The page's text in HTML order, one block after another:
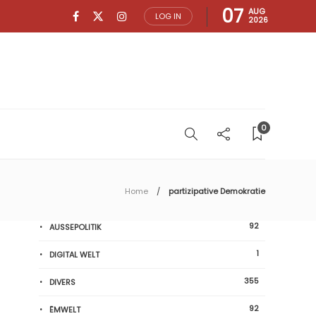
LOG IN 07 AUG
2026
0
Home partizipative Demokratie
AUSSEPOLITIK 92
DIGITAL WELT 1
DIVERS 355
ËMWELT 92